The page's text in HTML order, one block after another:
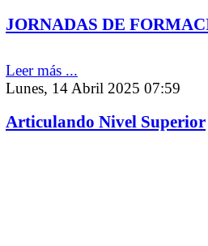
JORNADAS DE
Leer más ...
Lunes, 14 Abril 2025 07:59
Articulando Nivel Superior